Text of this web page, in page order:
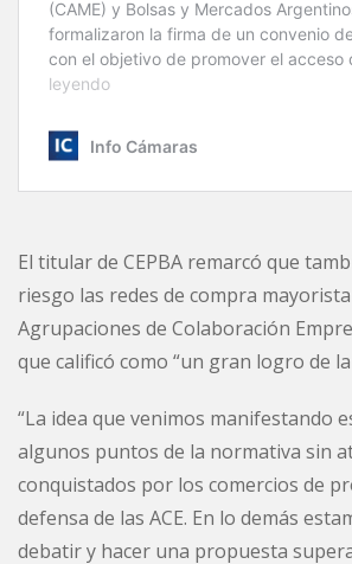
El titular de CEPBA remarcó que
riesgo las redes de compra
Agrupaciones de Colaboración
que calificó como “un gran logro de la
“La idea que venimos manifestando
algunos puntos de la normativa sin
conquistados por los comercios de
defensa de las ACE. En lo demás
debatir y hacer una propuesta